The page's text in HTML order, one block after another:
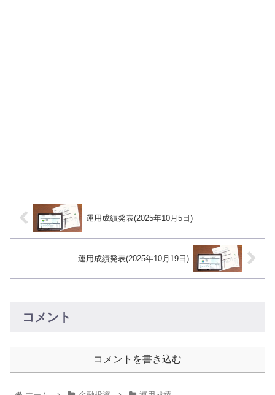
運用成績発表(2025年10月5日)
運用成績発表(2025年10月19日)
コメント
コメントを書き込む